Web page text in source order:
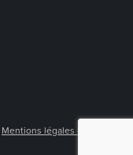
Mentions légales et